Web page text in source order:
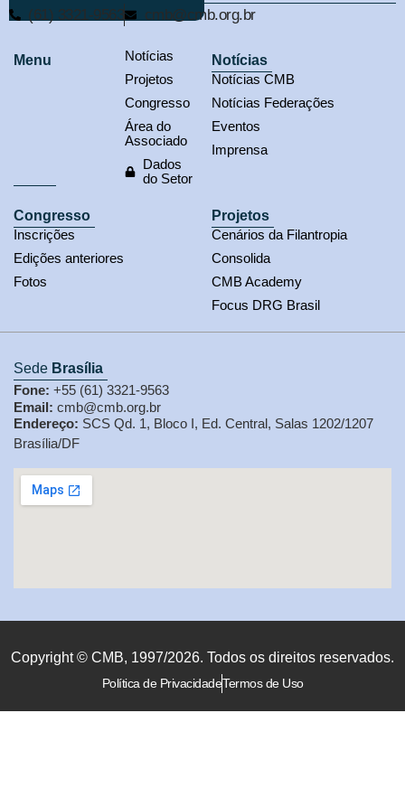
(61) 3321-9563 cmb@cmb.org.br
Menu
Notícias
Projetos
Congresso
Área do
Associado
Dados
do Setor
Notícias
Notícias CMB
Notícias Federações
Eventos
Imprensa
Congresso
Inscrições
Edições anteriores
Fotos
Projetos
Cenários da Filantropia
Consolida
CMB Academy
Focus DRG Brasil
Sede Brasília
Fone: +55 (61) 3321-9563
Email: cmb@cmb.org.br
Endereço: SCS Qd. 1, Bloco I, Ed. Central, Salas 1202/1207
Brasília/DF
Copyright © CMB, 1997/2026. Todos os direitos reservados.
Política de PrivacidadeTermos de Uso